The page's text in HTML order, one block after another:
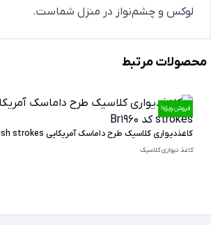
لوکس و چشم‌نواز در منزل شماست.
محصولات مرتبط
فروش ویژه!
کاغذدیواری کلاسیک طرح داماسک آمریکایی Brush strokes کد Br1960
کاغذ دیواری کلاسیک